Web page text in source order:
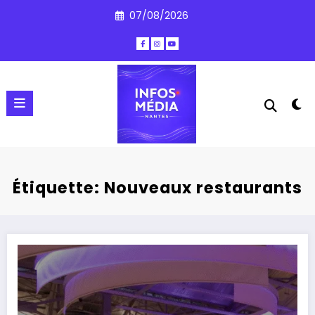
07/08/2026
Étiquette: Nouveaux restaurants